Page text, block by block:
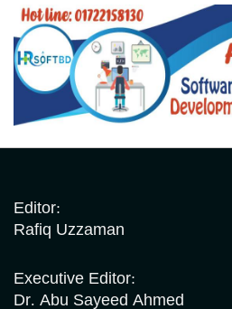
Editor:
Rafiq Uzzaman
Executive Editor:
Dr. Abu Sayeed Ahmed